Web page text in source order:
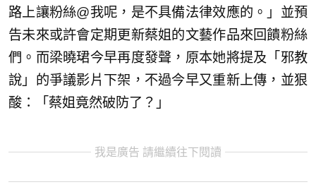
路上讓粉絲@我呢，是不具備法律效應的。」並預
告未來或許會定期更新蔡姐的文藝作品來回饋粉絲
們。而梁曉珺今早再度發聲，原本她將提及「邪教
說」的爭議影片下架，不過今早又重新上傳，並狠
酸：「蔡姐竟然破防了？」
我是廣告 請繼續往下閱讀